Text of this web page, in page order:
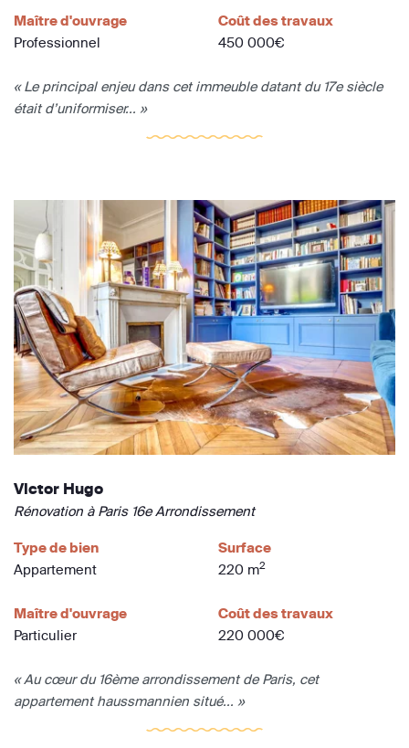
Maître d'ouvrage
Professionnel
Coût des travaux
450 000€
« Le principal enjeu dans cet immeuble datant du 17e siècle
était d’uniformiser... »
Victor Hugo
Rénovation à Paris 16e Arrondissement
Type de bien
Appartement
Surface
220 m2
Maître d'ouvrage
Particulier
Coût des travaux
220 000€
« Au cœur du 16ème arrondissement de Paris, cet
appartement haussmannien situé... »